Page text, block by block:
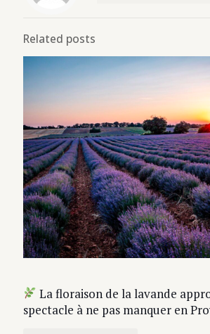
Related posts
La floraison de la lavande
spectacle à ne pas manquer en